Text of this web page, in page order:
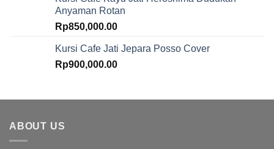
Anyaman Rotan
Rp850,000.00
Kursi Cafe Jati Jepara Posso Cover
Rp900,000.00
ABOUT US